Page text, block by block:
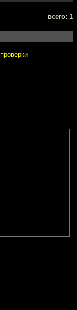
всего: 1